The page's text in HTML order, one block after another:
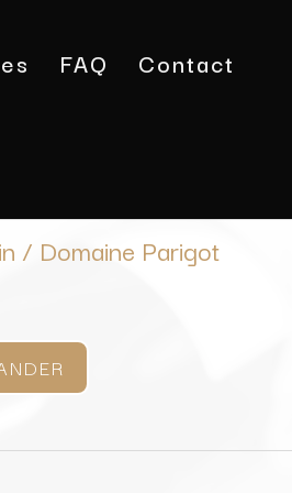
FAQ
Contact
/ Domaine Parigot